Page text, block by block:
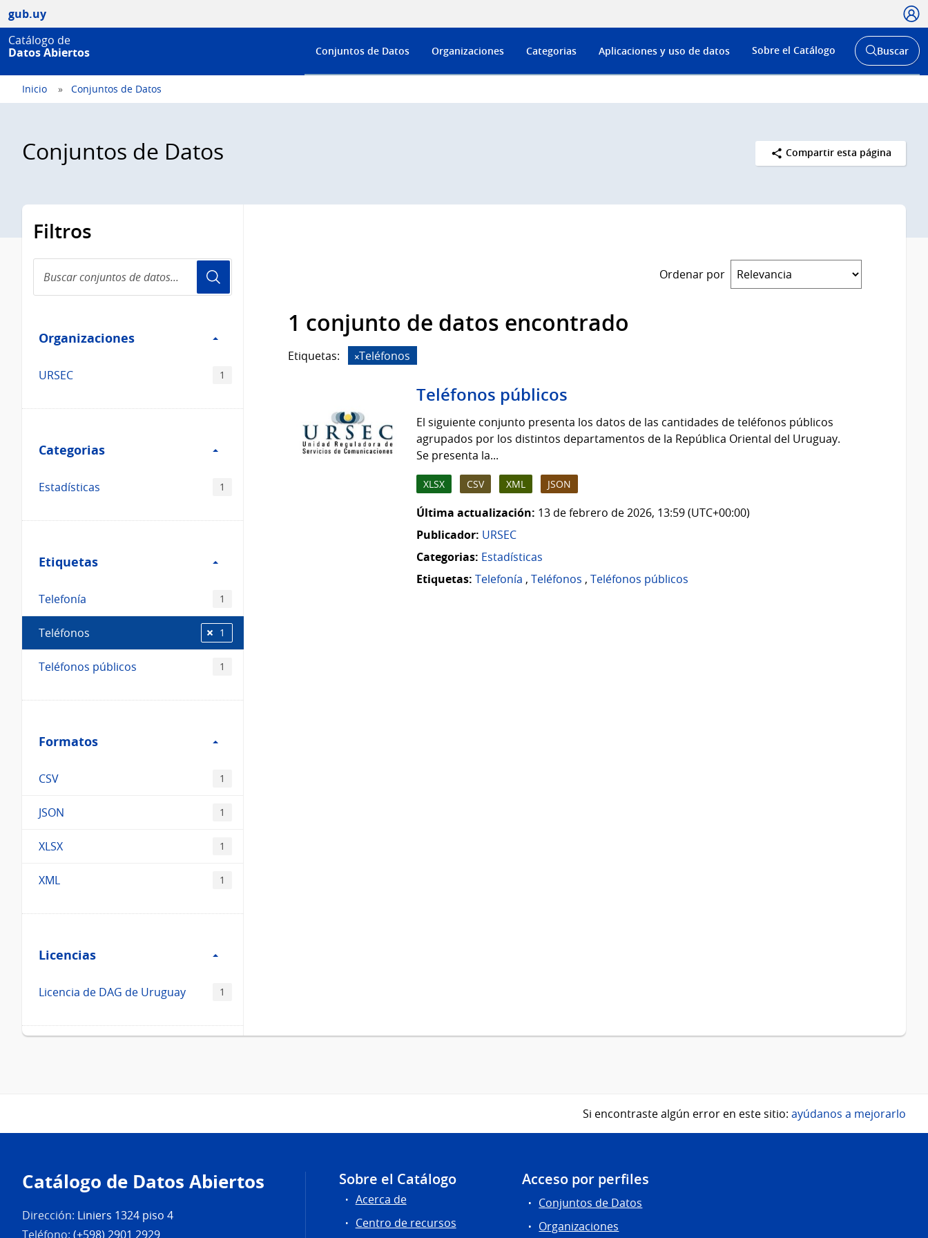
gub.uy
Catálogo de
Datos Abiertos
Menú
de
Conjuntos de Datos Organizaciones Categorias Aplicaciones y uso de datos Sobre el Catálogo
Abrir
buscador
Buscar
Inicio Conjuntos de Datos
Conjuntos de Datos Compartir esta página
Filtros
conjuntos
de
Organizaciones
Organizaciones
URSEC 1
Categorias
Categorias
Estadísticas 1
Etiquetas
Etiquetas
Telefonía 1
Teléfonos 1
Teléfonos públicos 1
Formatos
Formatos
CSV 1
JSON 1
XLSX 1
XML 1
Licencias
Licencias
Licencia de DAG de Uruguay 1
Ordenar por
1 conjunto de datos encontrado
Etiquetas: Teléfonos
Teléfonos públicos
El siguiente conjunto presenta los datos de las cantidades de teléfonos públicos
agrupados por los distintos departamentos de la República Oriental del Uruguay.
Se presenta la...
XLSX CSV XML JSON
Última actualización: 13 de febrero de 2026, 13:59 (UTC+00:00)
Publicador: URSEC
Categorias: Estadísticas
Etiquetas: Telefonía , Teléfonos , Teléfonos públicos
Si encontraste algún error en este sitio: ayúdanos a mejorarlo
página
Catálogo de Datos Abiertos
Dirección: Liniers 1324 piso 4
Teléfono: (+598) 2901 2929
Sobre el Catálogo
Acerca de
Centro de recursos
Acceso por perfiles
Conjuntos de Datos
Organizaciones